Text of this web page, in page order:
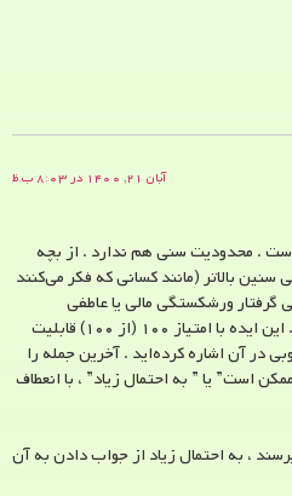
آبان ۲۱, ۱۴۰۰ در ۸:۰۳ ب.ظ
. محدودیت سنی هم ندارد . از بچه
سنین بالاتر (مانند کسانی که فکر می‌کنند
گرفتار ورشکستگی مالی یا عاطفی
می‌شوند) در این گروه دیده می‌شوند . این ایده با امتیاز ۱۰۰ (از ۱۰۰) قابلیت
در آن اشاره کرده‌اید . آخرین جمله را
است” یا ” به احتمال زیاد” ، با انعطاف
، به احتمال زیاد از جواب دادن به آن